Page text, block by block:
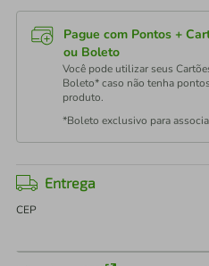
Pague com Pontos +
ou Boleto
Você pode utilizar seus
Boleto* caso não tenha
produto.
*Boleto exclusivo para
Entrega
CEP